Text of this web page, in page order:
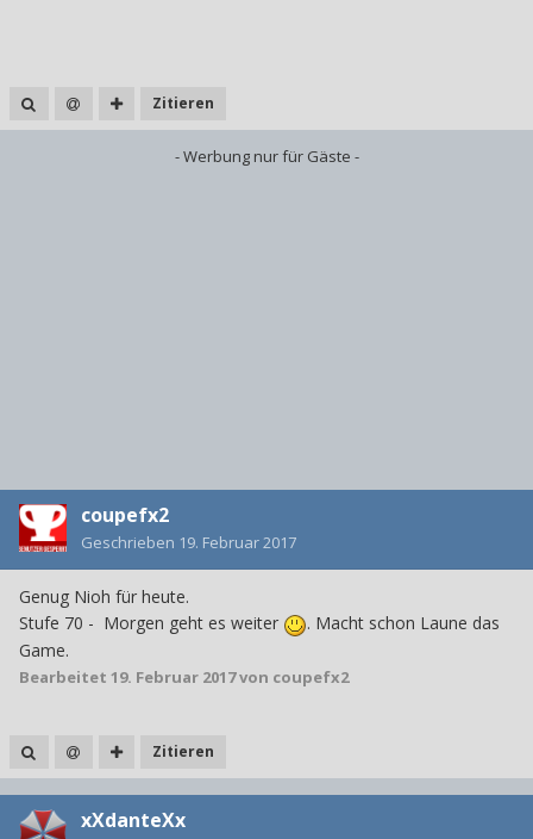
Zitieren
- Werbung nur für Gäste -
coupefx2
Geschrieben 19. Februar 2017
Genug Nioh für heute.
Stufe 70 - Morgen geht es weiter
. Macht schon Laune das
Game.
Bearbeitet 19. Februar 2017von coupefx2
Zitieren
xXdanteXx